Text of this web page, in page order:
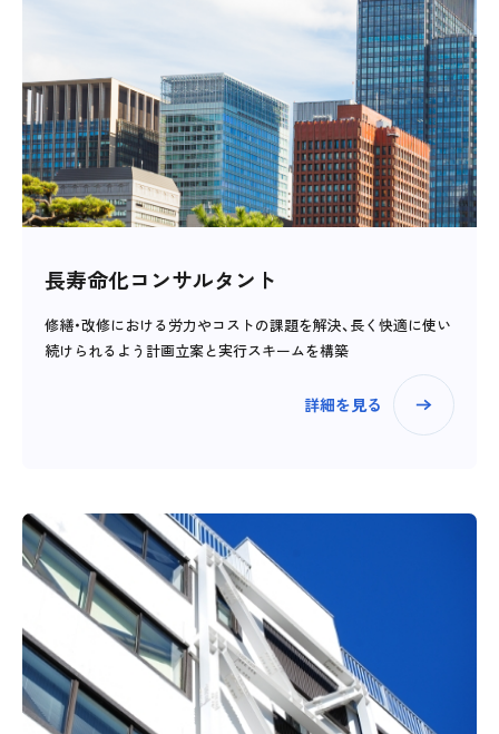
長寿命化コンサルタント
修繕・改修における労力やコストの課題を解決、長く快適に使い
続けられるよう計画立案と実行スキームを構築
詳細を見る